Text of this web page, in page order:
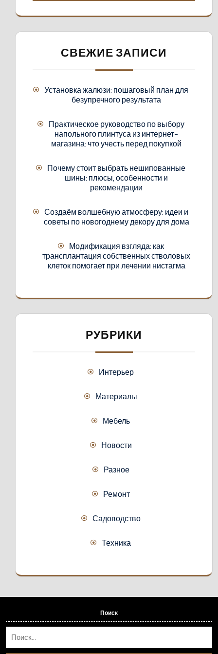
СВЕЖИЕ ЗАПИСИ
Установка жалюзи: пошаговый план для
безупречного результата
Практическое руководство по выбору
напольного плинтуса из интернет-
магазина: что учесть перед покупкой
Почему стоит выбрать нешипованные
шины: плюсы, особенности и
рекомендации
Создаём волшебную атмосферу: идеи и
советы по новогоднему декору для дома
Модификация взгляда: как
трансплантация собственных стволовых
клеток помогает при лечении нистагма
РУБРИКИ
Интерьер
Материалы
Мебель
Новости
Разное
Ремонт
Садоводство
Техника
Поиск